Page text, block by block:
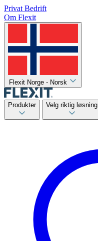
Privat Bedrift
Om Flexit
Flexit Norge - Norsk
Produkter Velg riktig løsning